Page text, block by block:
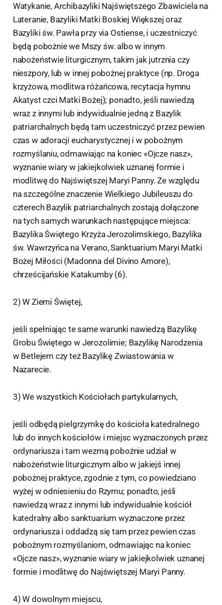
Watykanie, Archibazyliki Najświętszego Zbawiciela na
Lateranie, Bazyliki Matki Boskiej Większej oraz
Bazyliki św. Pawła przy via Ostiense, i uczestniczyć
będą pobożnie we Mszy św. albo w innym
nabożeństwie liturgicznym, takim jak jutrznia czy
nieszpory, lub w innej pobożnej praktyce (np. Droga
krzyżowa, modlitwa różańcowa, recytacja hymnu
Akatyst czci Matki Bożej); ponadto, jeśli nawiedzą
wraz z innymi lub indywidualnie jedną z Bazylik
patriarchalnych będą tam uczestniczyć przez pewien
czas w adoracji eucharystycznej i w pobożnym
rozmyślaniu, odmawiając na koniec «Ojcze nasz»,
wyznanie wiary w jakiejkolwiek uznanej formie i
modlitwę do Najświętszej Maryi Panny. Ze względu
na szczególne znaczenie Wielkiego Jubileuszu do
czterech Bazylik patriarchalnych zostają dołączone
na tych samych warunkach następujące miejsca:
Bazylika Świętego Krzyża Jerozolimskiego, Bazylika
św. Wawrzyńca na Verano, Sanktuarium Maryi Matki
Bożej Miłości (Madonna del Divino Amore),
chrześcijańskie Katakumby (6).
2) W Ziemi Świętej,
jeśli spełniając te same warunki nawiedzą Bazylikę
Grobu Świętego w Jerozolimie; Bazylikę Narodzenia
w Betlejem czy też Bazylikę Zwiastowania w
Nazarecie.
3) We wszystkich Kościołach partykularnych,
jeśli odbędą pielgrzymkę do kościoła katedralnego
lub do innych kościołów i miejsc wyznaczonych przez
ordynariusza i tam wezmą pobożnie udział w
nabożeństwie liturgicznym albo w jakiejś innej
pobożnej praktyce, zgodnie z tym, co powiedziano
wyżej w odniesieniu do Rzymu; ponadto, jeśli
nawiedzą wraz z innymi lub indywidualnie kościół
katedralny albo sanktuarium wyznaczone przez
ordynariusza i oddadzą się tam przez pewien czas
pobożnym rozmyślaniom, odmawiając na koniec
«Ojcze nasz», wyznanie wiary w jakiejkolwiek uznanej
formie i modlitwę do Najświętszej Maryi Panny.
4) W dowolnym miejscu,